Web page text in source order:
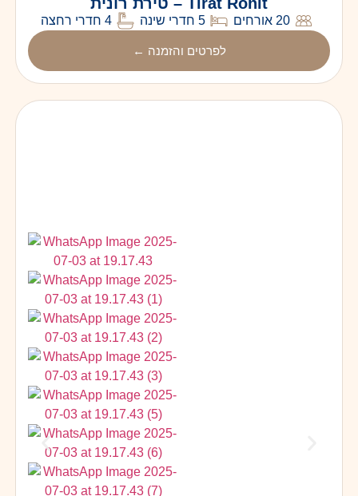
20 אורחים 5 חדרי שינה 4 חדרי רחצה
לפרטים והזמנה ←